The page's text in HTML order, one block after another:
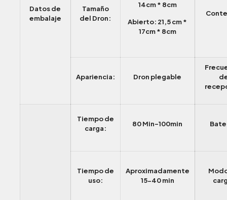
Datos de
embalaje
Tamaño
del Dron:
14cm * 8cm
Abierto: 21,5 cm *
17cm * 8cm
Apariencia: Dron plegable
Tiempo de
carga:
80 Min-100min
Tiempo de
uso:
Aproximadamente
15-40 min